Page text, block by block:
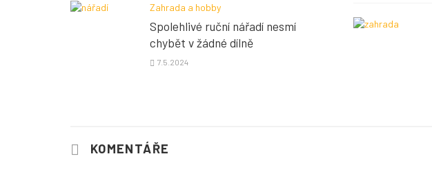
Zahrada a hobby
Spolehlivé ruční nářadí nesmí
chybět v žádné dílně
7.5.2024
KOMENTÁŘE